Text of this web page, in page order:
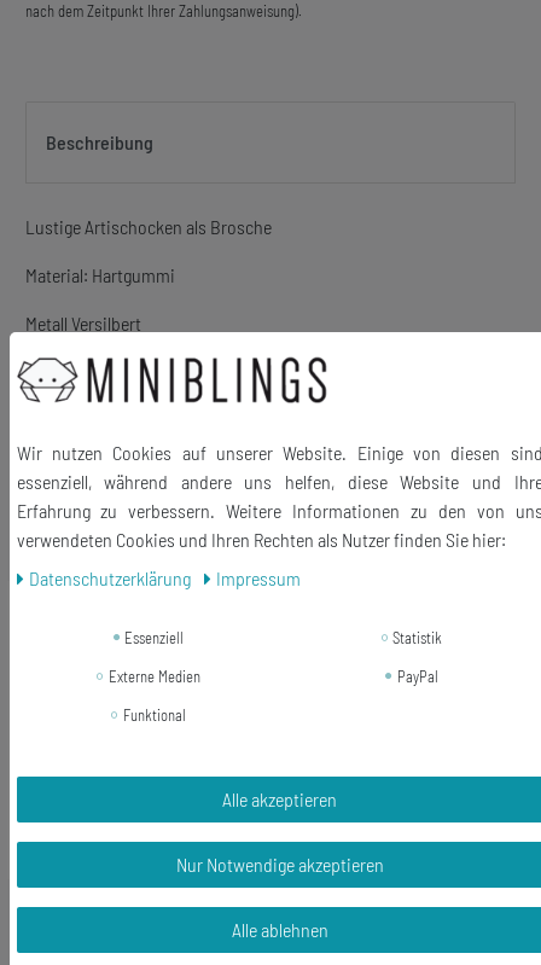
nach dem Zeitpunkt Ihrer Zahlungsanweisung).
Beschreibung
Lustige Artischocken als Brosche
Material: Hartgummi
Metall Versilbert
Lieferumfang: 1 Brosche
Ähnliche Artikel
Gemüse Bauer Salatgurken Veggie
14,99 €
In den Warenkorb
*inkl. ges. MwSt.zzgl.Versandkosten
Wir nutzen Cookies auf unserer Website. Einige von diesen
essenziell, während andere uns helfen, diese Website und
Erfahrung zu verbessern. Weitere Informationen zu den von
verwendeten Cookies und Ihren Rechten als Nutzer finden Sie hier:
Daten­schutz­erklärung
Impressum
Essenziell
Statistik
Externe Medien
PayPal
Funktional
Alle akzeptieren
Nur Notwendige akzeptieren
Alle ablehnen